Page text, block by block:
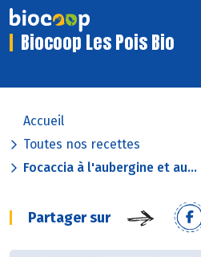
Biocoop Les Pois Bio
Accueil
Toutes nos recettes
Focaccia à l'aubergine et au...
Partager sur